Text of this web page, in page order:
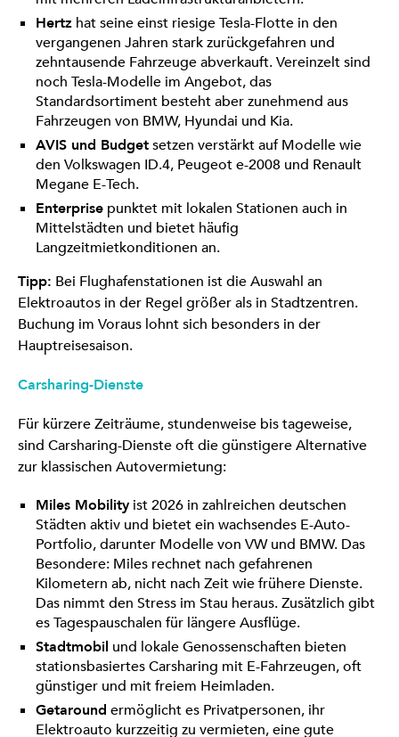
Hertz hat seine einst riesige Tesla-Flotte in den
vergangenen Jahren stark zurückgefahren und
zehntausende Fahrzeuge abverkauft. Vereinzelt sind
noch Tesla-Modelle im Angebot, das
Standardsortiment besteht aber zunehmend aus
Fahrzeugen von BMW, Hyundai und Kia.
AVIS und Budgetsetzen verstärkt auf Modelle wie
den Volkswagen ID.4, Peugeot e-2008 und Renault
Megane E-Tech.
Enterprise punktet mit lokalen Stationen auch in
Mittelstädten und bietet häufig
Langzeitmietkonditionen an.
Tipp: Bei Flughafenstationen ist die Auswahl an
Elektroautos in der Regel größer als in Stadtzentren.
Buchung im Voraus lohnt sich besonders in der
Hauptreisesaison.
Carsharing-Dienste
Für kürzere Zeiträume, stundenweise bis tageweise,
sind Carsharing-Dienste oft die günstigere Alternative
zur klassischen Autovermietung:
Miles Mobility ist 2026 in zahlreichen deutschen
Städten aktiv und bietet ein wachsendes E-Auto-
Portfolio, darunter Modelle von VW und BMW. Das
Besondere: Miles rechnet nach gefahrenen
Kilometern ab, nicht nach Zeit wie frühere Dienste.
Das nimmt den Stress im Stau heraus. Zusätzlich gibt
es Tagespauschalen für längere Ausflüge.
Stadtmobil und lokale Genossenschaften bieten
stationsbasiertes Carsharing mit E-Fahrzeugen, oft
günstiger und mit freiem Heimladen.
Getaround ermöglicht es Privatpersonen, ihr
Elektroauto kurzzeitig zu vermieten, eine gute